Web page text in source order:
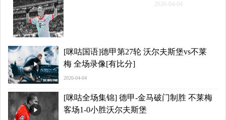
2026-04-04
[咪咕国语]德甲第27轮 沃尔夫斯堡vs不莱
梅 全场录像[有比分]
2026-04-04
[咪咕全场集锦] 德甲-金马破门制胜 不莱梅
客场1-0小胜沃尔夫斯堡